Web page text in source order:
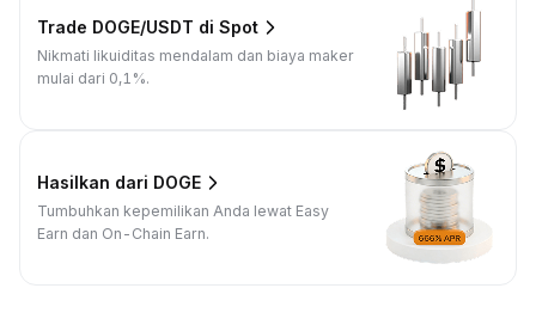
Trade DOGE/USDT di Spot
Nikmati likuiditas mendalam dan biaya maker
mulai dari 0,1%.
Hasilkan dari DOGE
Tumbuhkan kepemilikan Anda lewat Easy
Earn dan On-Chain Earn.